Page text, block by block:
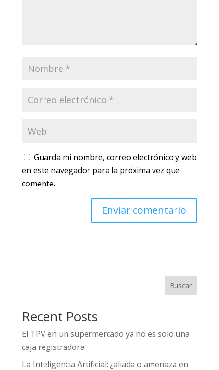
Guarda mi nombre, correo electrónico y web
en este navegador para la próxima vez que
comente.
Buscar
Recent Posts
El TPV en un supermercado ya no es solo una
caja registradora
La Inteligencia Artificial: ¿aliada o amenaza en